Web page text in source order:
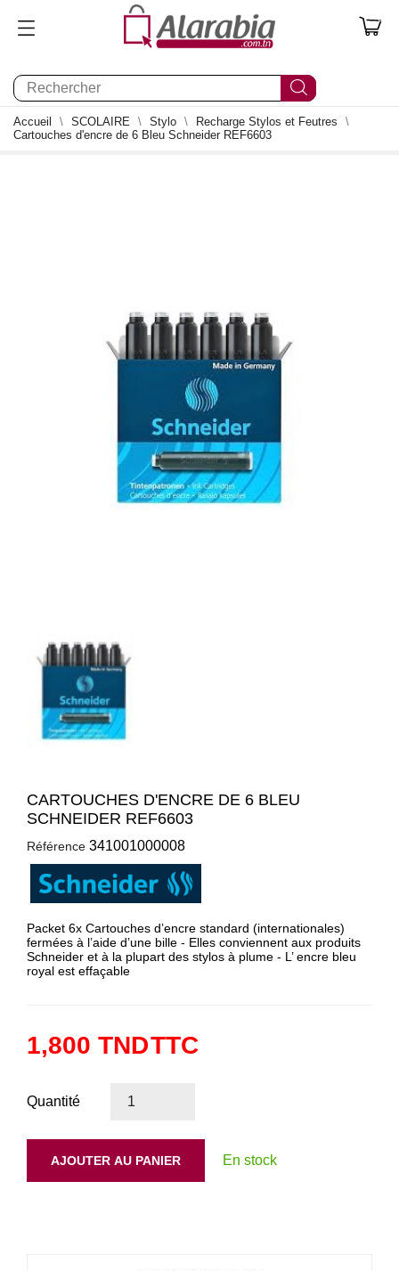
0
Accueil SCOLAIRE Stylo
Recharge Stylos et Feutres
Cartouches d'encre de 6 Bleu Schneider REF6603
CARTOUCHES D'ENCRE DE 6 BLEU
SCHNEIDER REF6603
Référence 341001000008
Packet 6x Cartouches d’encre standard (internationales)
fermées à l’aide d’une bille - Elles conviennent aux produits
Schneider et à la plupart des stylos à plume - L’ encre bleu
royal est effaçable
1,800 TNDTTC
Quantité
AJOUTER AU PANIER En stock